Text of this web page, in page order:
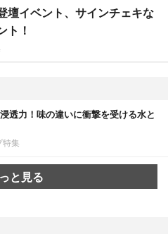
壇イベント、サインチェキな
ト！
透力！味の違いに衝撃を受ける水と
特集
と見る